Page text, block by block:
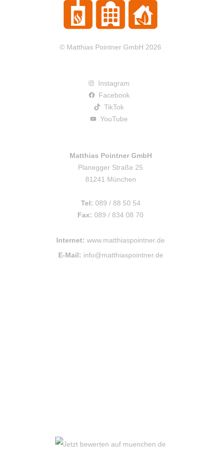
© Matthias Pointner GmbH 2026
Instagram
Facebook
TikTok
YouTube
Matthias Pointner GmbH
Planegger Straße 25
81241 München
Tel: 089 / 88 50 54
Fax: 089 / 834 08 70
Internet: www.matthiaspointner.de
E-Mail: info@matthiaspointner.de